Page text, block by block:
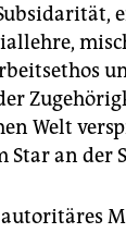
Welt
an der
autoritäres